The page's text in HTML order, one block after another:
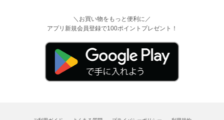
＼お買い物をもっと便利に／
アプリ新規会員登録で100ポイントプレゼント！